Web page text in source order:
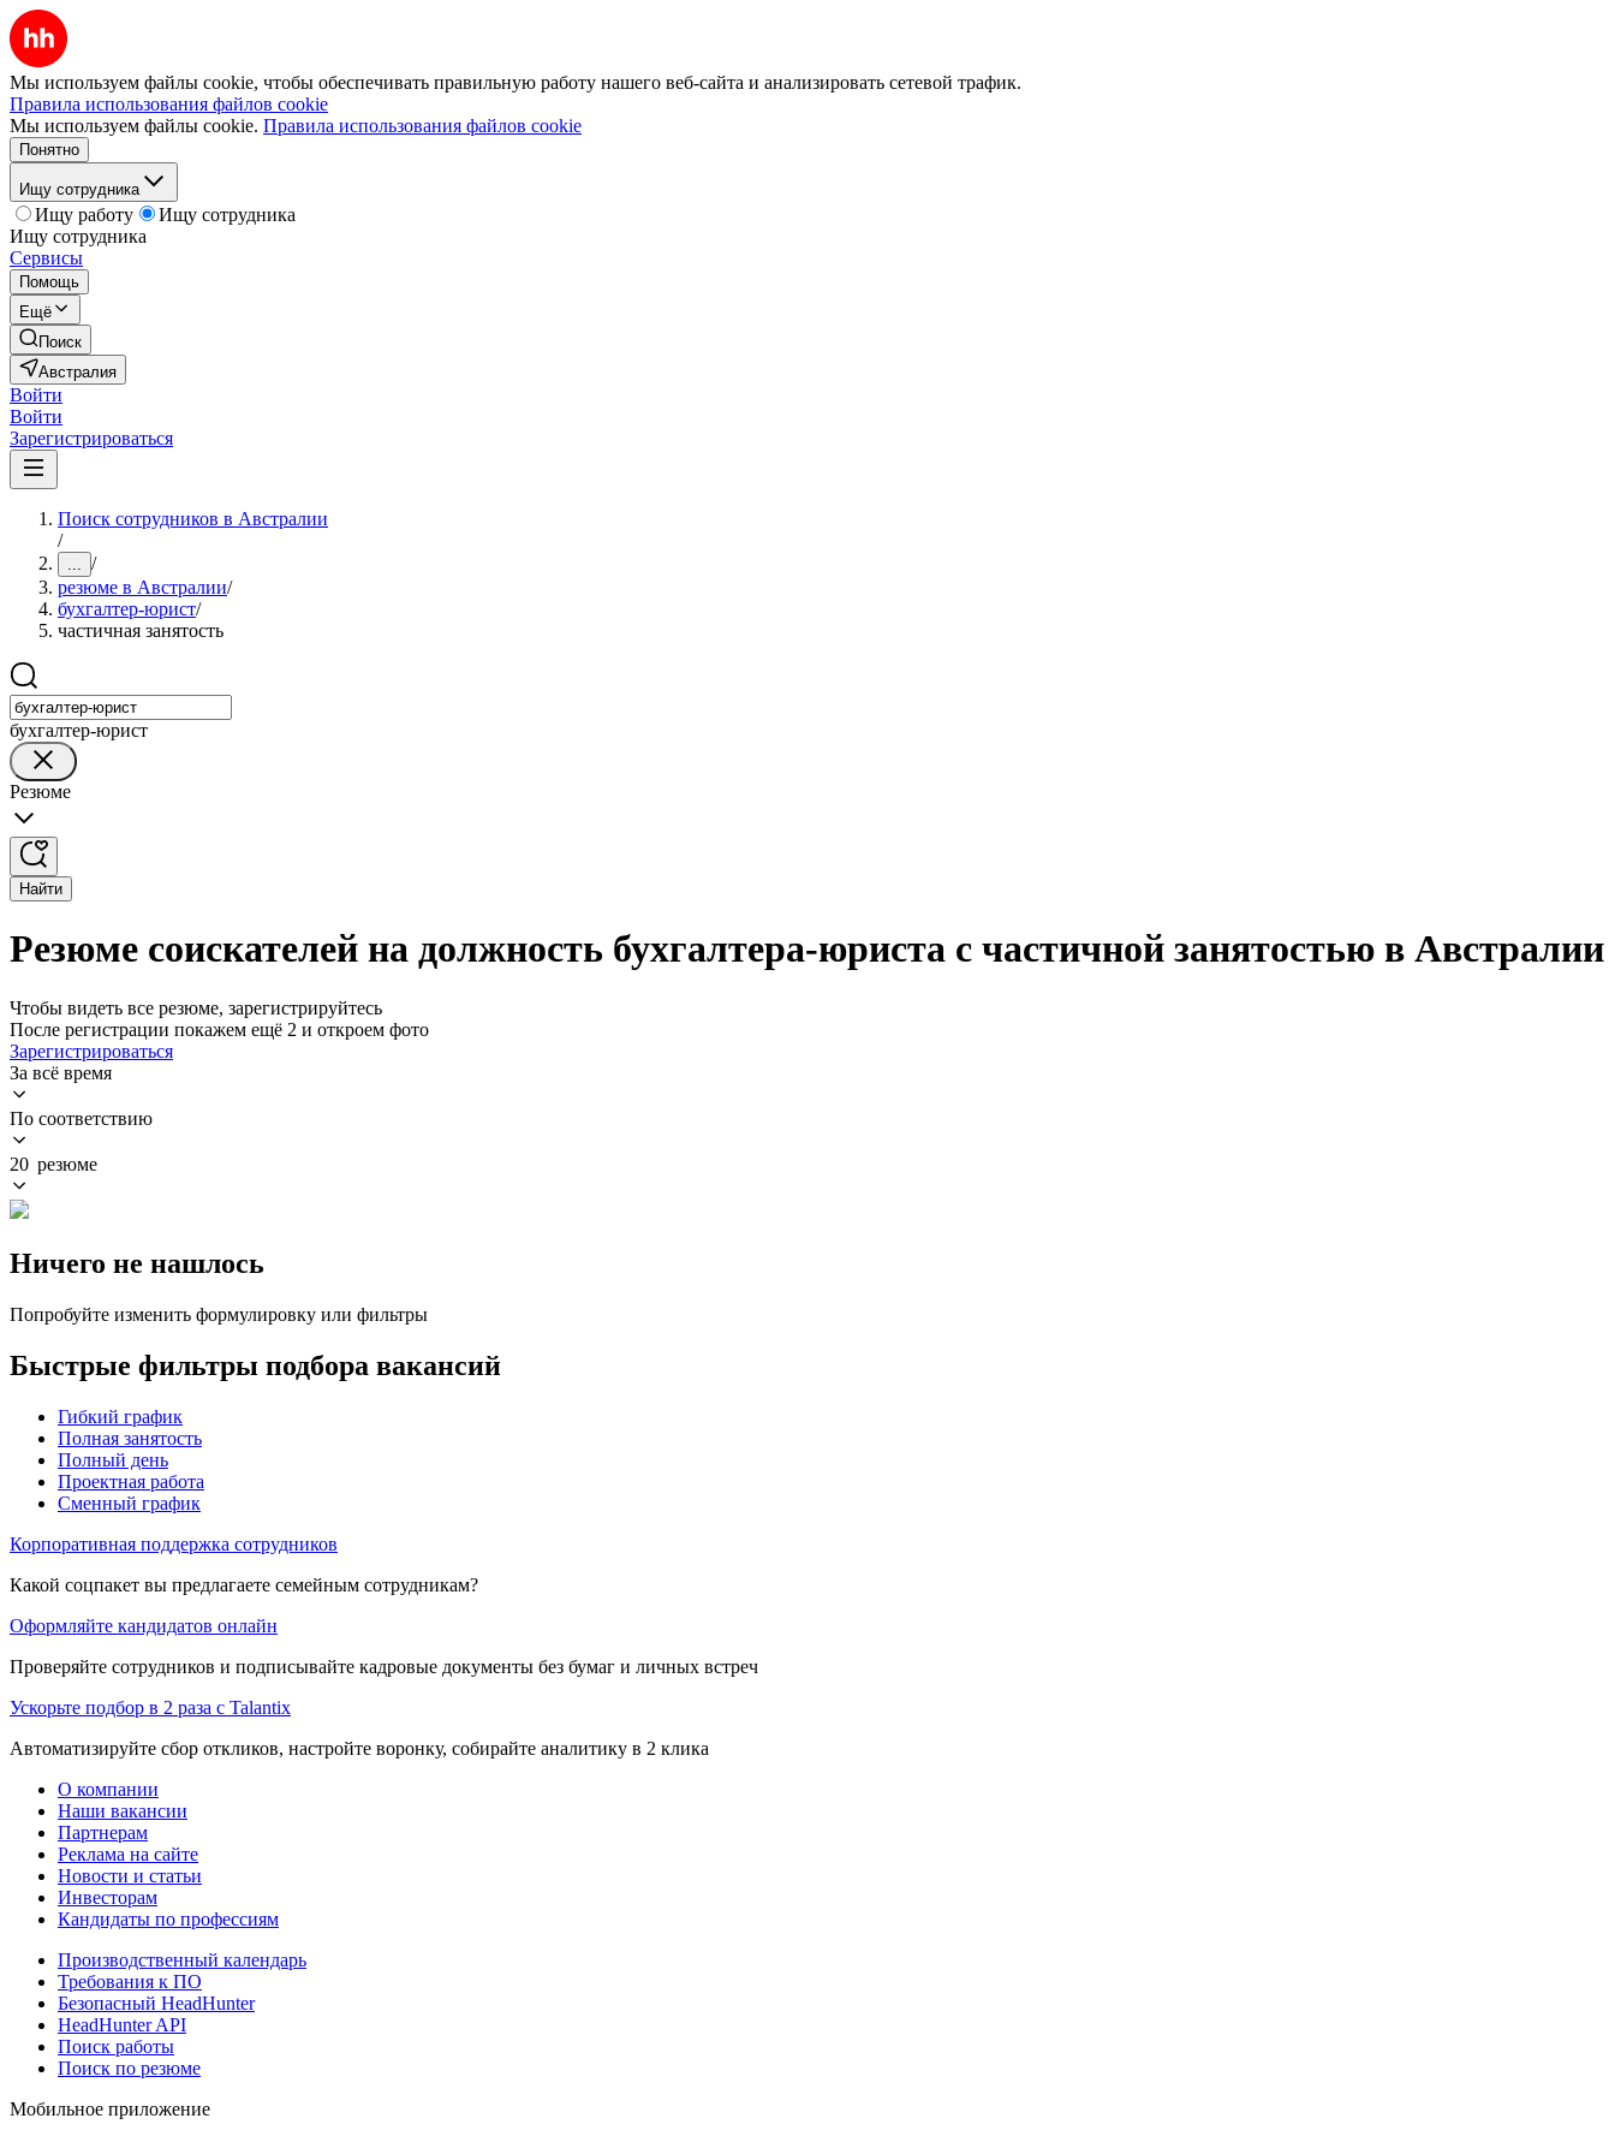
Мы используем файлы cookie, чтобы обеспечивать правильную работу нашего веб-сайта и анализировать сетевой трафик.
Правила использования файлов cookie
Мы используем файлы cookie. Правила использования файлов cookie
Понятно
Ищу сотрудника
Ищу работу
Ищу сотрудника
Ищу сотрудника
Сервисы
Помощь
Ещё
Поиск
Австралия
Войти
Войти
Зарегистрироваться
Поиск сотрудников в Австралии
/
... /
резюме в Австралии/
бухгалтер-юрист/
частичная занятость
бухгалтер-юрист
Резюме
Найти
Резюме соискателей на должность бухгалтера-юриста с частичной занятостью в Австралии
Чтобы видеть все резюме, зарегистрируйтесь
После регистрации покажем ещё 2 и откроем фото
Зарегистрироваться
За всё время
По соответствию
20 резюме
Ничего не нашлось
Попробуйте изменить формулировку или фильтры
Быстрые фильтры подбора вакансий
Гибкий график
Полная занятость
Полный день
Проектная работа
Сменный график
Корпоративная поддержка сотрудников
Какой соцпакет вы предлагаете семейным сотрудникам?
Оформляйте кандидатов онлайн
Проверяйте сотрудников и подписывайте кадровые документы без бумаг и личных встреч
Ускорьте подбор в 2 раза с Talantix
Автоматизируйте сбор откликов, настройте воронку, собирайте аналитику в 2 клика
О компании
Наши вакансии
Партнерам
Реклама на сайте
Новости и статьи
Инвесторам
Кандидаты по профессиям
Производственный календарь
Требования к ПО
Безопасный HeadHunter
HeadHunter API
Поиск работы
Поиск по резюме
Мобильное приложение